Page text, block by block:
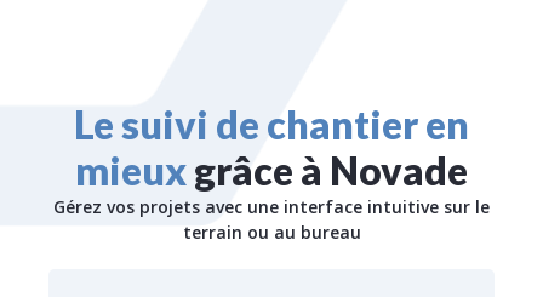
Le suivi de chantier en
mieuxgrâce à Novade
Gérez vos projets avec une interface intuitive sur le
terrain ou au bureau